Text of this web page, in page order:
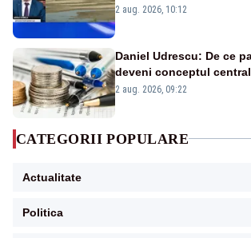
protejăm și natura, dar
2 aug. 2026, 10:12
Daniel Udrescu: De ce
deveni conceptul
viitoare?
2 aug. 2026, 09:22
CATEGORII POPULARE
Actualitate
Politica